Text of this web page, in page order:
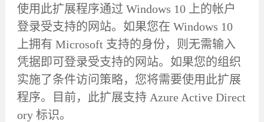
使用此扩展程序通过 Windows 10 上的帐户
登录受支持的网站。如果您在 Windows 10
上拥有 Microsoft 支持的身份，则无需输入
凭据即可登录受支持的网站。如果您的组织
实施了条件访问策略，您将需要使用此扩展
程序。目前，此扩展支持 Azure Active Direct
ory 标识。